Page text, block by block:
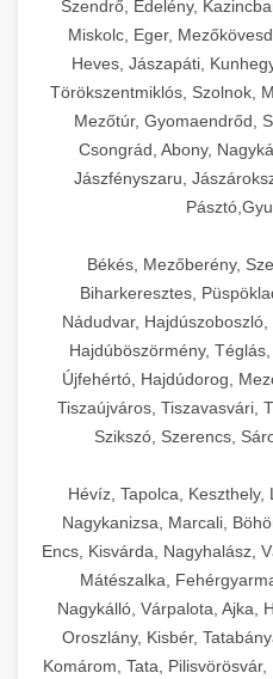
Szendrő, Edelény,
Miskolc, Eger,
Heves, Jászapáti,
Törökszentmiklós, Szolnok,
Mezőtúr, Gyomaendrőd,
Csongrád, Abony,
Jászfényszaru,
Békés, Mezőberény,
Biharkeresztes,
Nádudvar,
Hajdúböszörmény,
Újfehértó, Hajdúdorog,
Tiszaújváros, Tiszavasvári,
Szikszó, Szerencs,
Hévíz, Tapolca, Keszthely,
Nagykanizsa, Marcali,
Encs, Kisvárda, Nagyhalász,
Mátészalka,
Nagykálló, Várpalota, Ajka,
Oroszlány, Kisbér,
Komárom, Tata,